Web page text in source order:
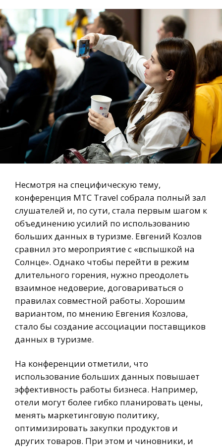
Несмотря на специфическую тему,
конференция MTC Travel собрала полный зал
слушателей и, по сути, стала первым шагом к
объединению усилий по использованию
больших данных в туризме. Евгений Козлов
сравнил это мероприятие с «вспышкой на
Солнце». Однако чтобы перейти в режим
длительного горения, нужно преодолеть
взаимное недоверие, договариваться о
правилах совместной работы. Хорошим
вариантом, по мнению Евгения Козлова,
стало бы создание ассоциации поставщиков
данных в туризме.
На конференции отметили, что
использование больших данных повышает
эффективность работы бизнеса. Например,
отели могут более гибко планировать цены,
менять маркетинговую политику,
оптимизировать закупки продуктов и
других товаров. При этом и чиновники, и